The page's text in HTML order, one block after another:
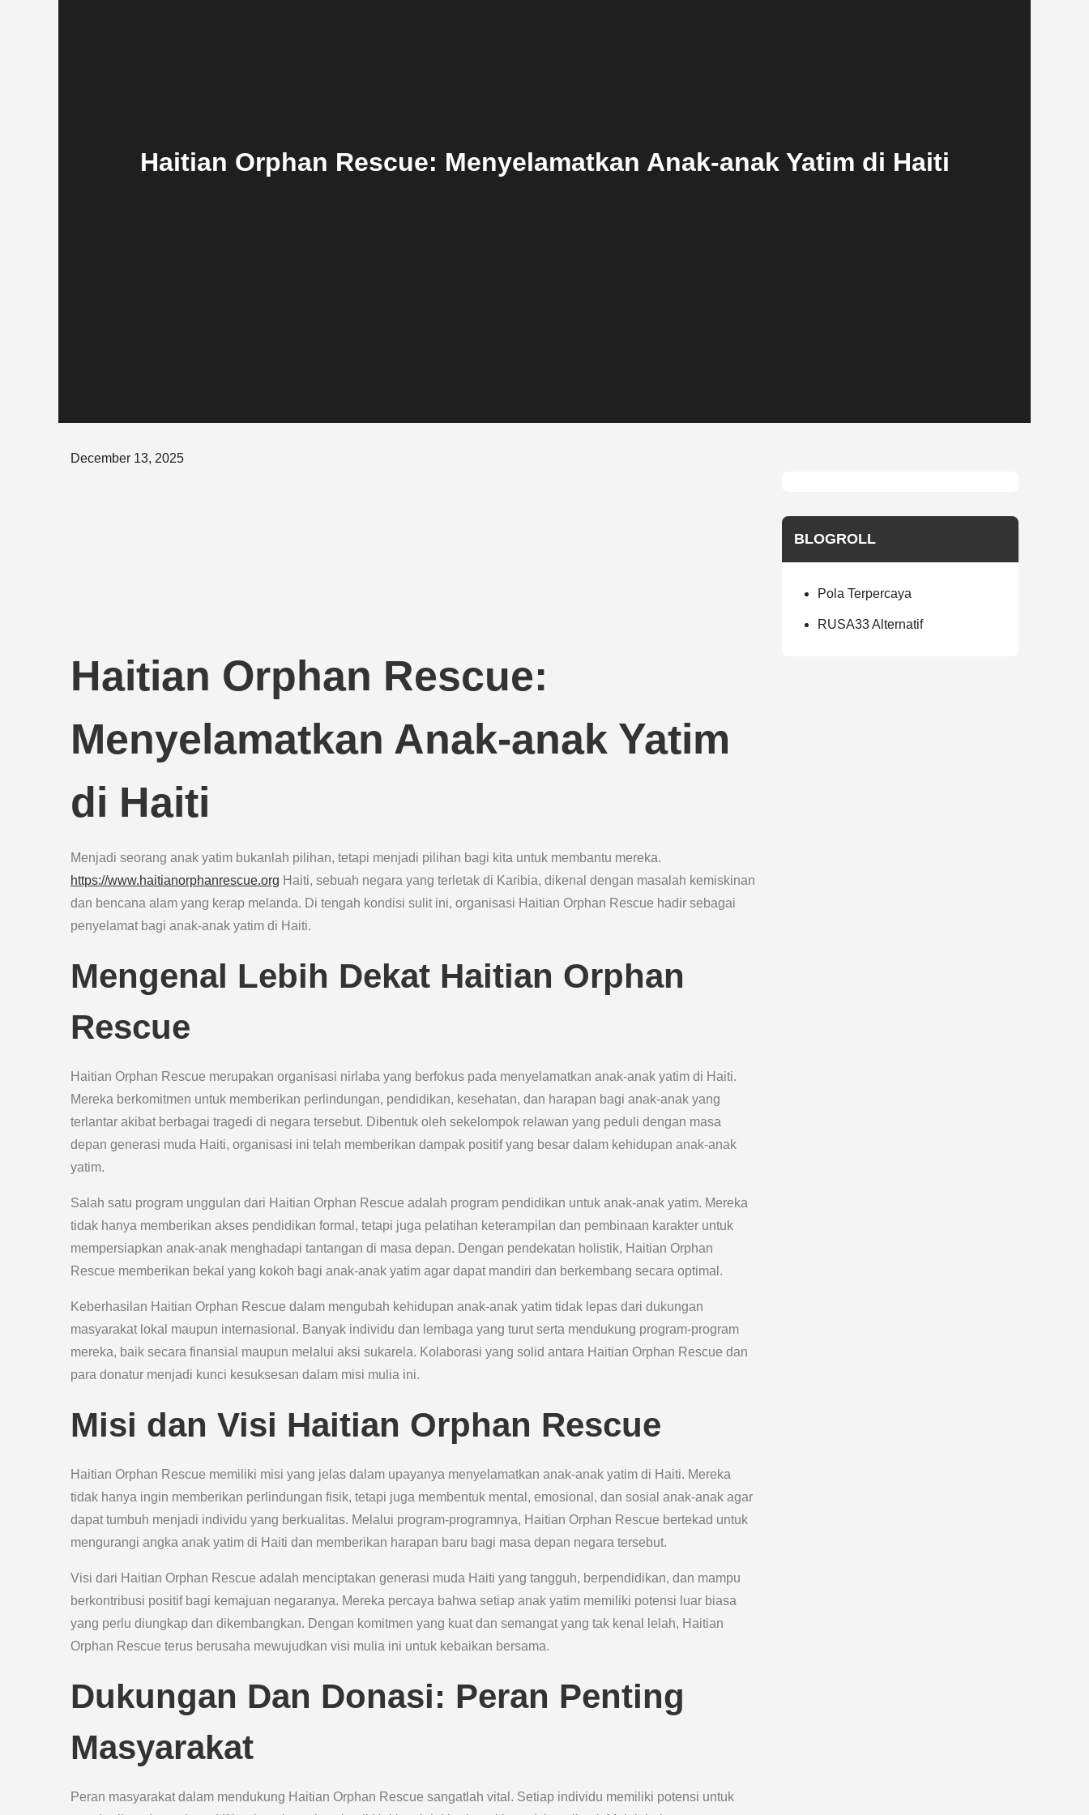
Haitian Orphan Rescue: Menyelamatkan Anak-anak Yatim di Haiti
Posted
December 13, 2025
Haitian Orphan Rescue:
Menyelamatkan Anak-anak Yatim
di Haiti
Menjadi seorang anak yatim bukanlah pilihan, tetapi menjadi pilihan bagi kita untuk membantu mereka.
https://www.haitianorphanrescue.org Haiti, sebuah negara yang terletak di Karibia, dikenal dengan masalah kemiskinan
dan bencana alam yang kerap melanda. Di tengah kondisi sulit ini, organisasi Haitian Orphan Rescue hadir sebagai
penyelamat bagi anak-anak yatim di Haiti.
Mengenal Lebih Dekat Haitian Orphan
Rescue
Haitian Orphan Rescue merupakan organisasi nirlaba yang berfokus pada menyelamatkan anak-anak yatim di Haiti.
Mereka berkomitmen untuk memberikan perlindungan, pendidikan, kesehatan, dan harapan bagi anak-anak yang
terlantar akibat berbagai tragedi di negara tersebut. Dibentuk oleh sekelompok relawan yang peduli dengan masa
depan generasi muda Haiti, organisasi ini telah memberikan dampak positif yang besar dalam kehidupan anak-anak
yatim.
Salah satu program unggulan dari Haitian Orphan Rescue adalah program pendidikan untuk anak-anak yatim. Mereka
tidak hanya memberikan akses pendidikan formal, tetapi juga pelatihan keterampilan dan pembinaan karakter untuk
mempersiapkan anak-anak menghadapi tantangan di masa depan. Dengan pendekatan holistik, Haitian Orphan
Rescue memberikan bekal yang kokoh bagi anak-anak yatim agar dapat mandiri dan berkembang secara optimal.
Keberhasilan Haitian Orphan Rescue dalam mengubah kehidupan anak-anak yatim tidak lepas dari dukungan
masyarakat lokal maupun internasional. Banyak individu dan lembaga yang turut serta mendukung program-program
mereka, baik secara finansial maupun melalui aksi sukarela. Kolaborasi yang solid antara Haitian Orphan Rescue dan
para donatur menjadi kunci kesuksesan dalam misi mulia ini.
Misi dan Visi Haitian Orphan Rescue
Haitian Orphan Rescue memiliki misi yang jelas dalam upayanya menyelamatkan anak-anak yatim di Haiti. Mereka
tidak hanya ingin memberikan perlindungan fisik, tetapi juga membentuk mental, emosional, dan sosial anak-anak agar
dapat tumbuh menjadi individu yang berkualitas. Melalui program-programnya, Haitian Orphan Rescue bertekad untuk
mengurangi angka anak yatim di Haiti dan memberikan harapan baru bagi masa depan negara tersebut.
Visi dari Haitian Orphan Rescue adalah menciptakan generasi muda Haiti yang tangguh, berpendidikan, dan mampu
berkontribusi positif bagi kemajuan negaranya. Mereka percaya bahwa setiap anak yatim memiliki potensi luar biasa
yang perlu diungkap dan dikembangkan. Dengan komitmen yang kuat dan semangat yang tak kenal lelah, Haitian
Orphan Rescue terus berusaha mewujudkan visi mulia ini untuk kebaikan bersama.
Dukungan Dan Donasi: Peran Penting
Masyarakat
Peran masyarakat dalam mendukung Haitian Orphan Rescue sangatlah vital. Setiap individu memiliki potensi untuk
BLOGROLL
Pola Terpercaya
RUSA33 Alternatif